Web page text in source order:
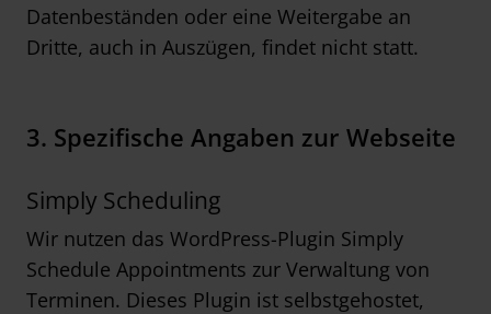
Datenbeständen oder eine Weitergabe an
Dritte, auch in Auszügen, findet nicht statt.
3. Spezifische Angaben zur Webseite
Simply Scheduling
Wir nutzen das WordPress-Plugin Simply
Schedule Appointments zur Verwaltung von
Terminen. Dieses Plugin ist selbstgehostet,